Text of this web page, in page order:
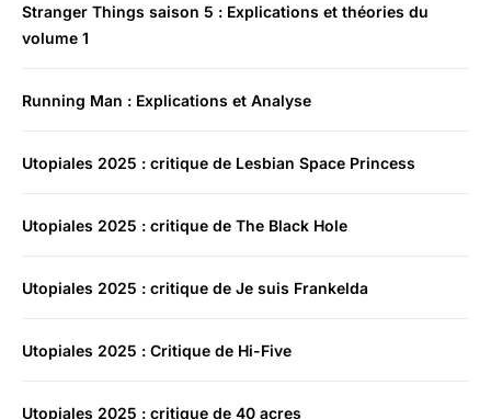
Stranger Things saison 5 : Explications et théories du
volume 1
Running Man : Explications et Analyse
Utopiales 2025 : critique de Lesbian Space Princess
Utopiales 2025 : critique de The Black Hole
Utopiales 2025 : critique de Je suis Frankelda
Utopiales 2025 : Critique de Hi-Five
Utopiales 2025 : critique de 40 acres